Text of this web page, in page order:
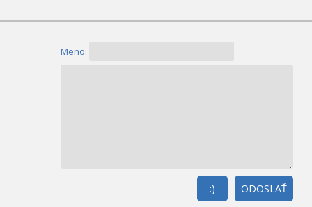
Meno:
ODOSLAŤ
:)